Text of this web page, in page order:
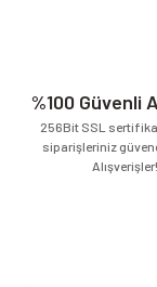
%100 Güvenli
256Bit SSL
siparişleriniz
Alışverişler!